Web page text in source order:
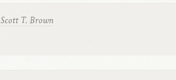
Scott T. Brown